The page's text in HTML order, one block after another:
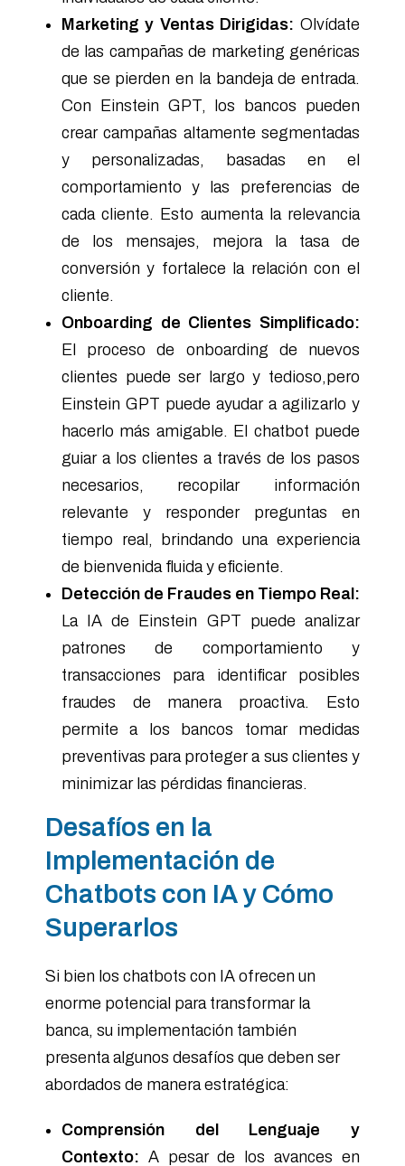
Marketing y Ventas Dirigidas: Olvídate
de las campañas de marketing genéricas
que se pierden en la bandeja de entrada.
Con Einstein GPT, los bancos pueden
crear campañas altamente segmentadas
y personalizadas, basadas en el
comportamiento y las preferencias de
cada cliente. Esto aumenta la relevancia
de los mensajes, mejora la tasa de
conversión y fortalece la relación con el
cliente.
Onboarding de Clientes Simplificado:
El proceso de onboarding de nuevos
clientes puede ser largo y tedioso,pero
Einstein GPT puede ayudar a agilizarlo y
hacerlo más amigable. El chatbot puede
guiar a los clientes a través de los pasos
necesarios, recopilar información
relevante y responder preguntas en
tiempo real, brindando una experiencia
de bienvenida fluida y eficiente.
Detección de Fraudes en Tiempo Real:
La IA de Einstein GPT puede analizar
patrones de comportamiento y
transacciones para identificar posibles
fraudes de manera proactiva. Esto
permite a los bancos tomar medidas
preventivas para proteger a sus clientes y
minimizar las pérdidas financieras.
Desafíos en la
Implementación de
Chatbots con IA y Cómo
Superarlos
Si bien los chatbots con IA ofrecen un
enorme potencial para transformar la
banca, su implementación también
presenta algunos desafíos que deben ser
abordados de manera estratégica:
Comprensión del Lenguaje y
Contexto: A pesar de los avances en